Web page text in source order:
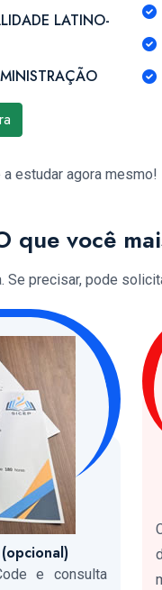
LATINO-
estudar agora mesmo!
que você
Se precisar, pode
e consulta